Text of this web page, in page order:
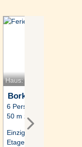
Haus: 83153
Bork Havn
6 Personen, 93 m²
50 m zum Wasser.
Einzigartiges
Etagen – nur 50 m vom